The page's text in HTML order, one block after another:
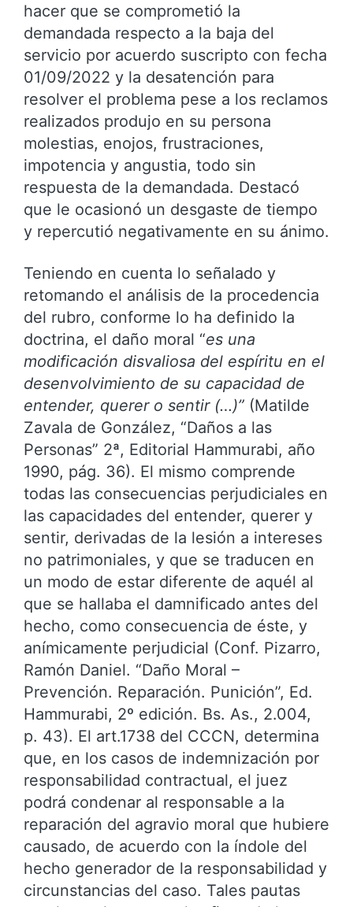
hacer que se comprometió la
demandada respecto a la baja del
servicio por acuerdo suscripto con fecha
01/09/2022 y la desatención para
resolver el problema pese a los reclamos
realizados produjo en su persona
molestias, enojos, frustraciones,
impotencia y angustia, todo sin
respuesta de la demandada. Destacó
que le ocasionó un desgaste de tiempo
y repercutió negativamente en su ánimo.
Teniendo en cuenta lo señalado y
retomando el análisis de la procedencia
del rubro, conforme lo ha definido la
doctrina, el daño moral “es una
modificación disvaliosa del espíritu en el
desenvolvimiento de su capacidad de
entender, querer o sentir (…)” (Matilde
Zavala de González, “Daños a las
Personas” 2ª, Editorial Hammurabi, año
1990, pág. 36). El mismo comprende
todas las consecuencias perjudiciales en
las capacidades del entender, querer y
sentir, derivadas de la lesión a intereses
no patrimoniales, y que se traducen en
un modo de estar diferente de aquél al
que se hallaba el damnificado antes del
hecho, como consecuencia de éste, y
anímicamente perjudicial (Conf. Pizarro,
Ramón Daniel. “Daño Moral –
Prevención. Reparación. Punición”, Ed.
Hammurabi, 2º edición. Bs. As., 2.004,
p. 43). El art.1738 del CCCN, determina
que, en los casos de indemnización por
responsabilidad contractual, el juez
podrá condenar al responsable a la
reparación del agravio moral que hubiere
causado, de acuerdo con la índole del
hecho generador de la responsabilidad y
circunstancias del caso. Tales pautas